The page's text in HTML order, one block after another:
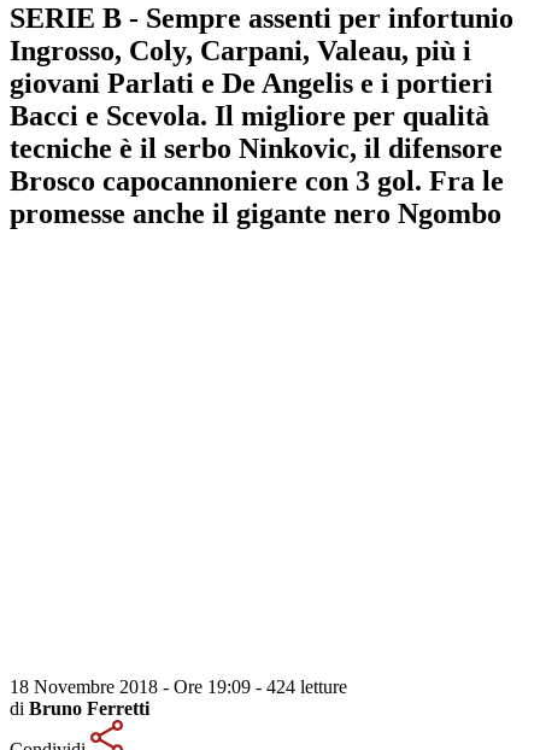
SERIE B - Sempre assenti per infortunio
Ingrosso, Coly, Carpani, Valeau, più i
giovani Parlati e De Angelis e i portieri
Bacci e Scevola. Il migliore per qualità
tecniche è il serbo Ninkovic, il difensore
Brosco capocannoniere con 3 gol. Fra le
promesse anche il gigante nero Ngombo
18 Novembre 2018 - Ore 19:09 - 424 letture
di Bruno Ferretti